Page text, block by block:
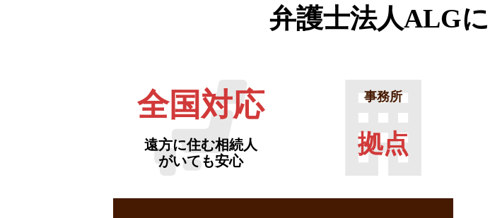
弁護士法人ALGに
全国対応
遠方に住む相続人
がいても安心
事務所
拠点